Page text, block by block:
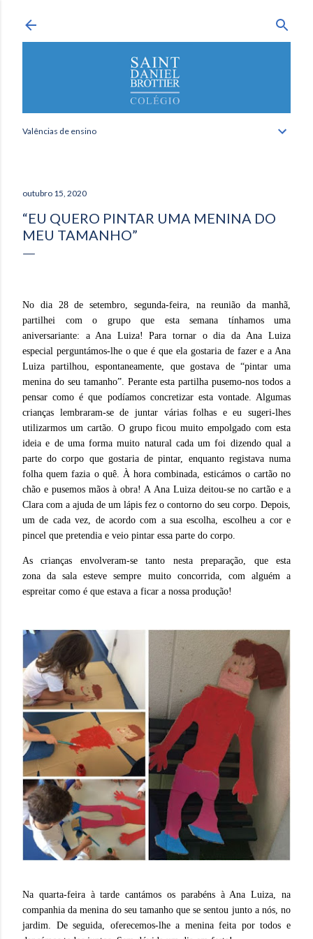
Valências de ensino
outubro 15, 2020
“EU QUERO PINTAR UMA MENINA DO
MEU TAMANHO”
No dia 28 de setembro, segunda-feira, na reunião da manhã,
partilhei com o grupo que esta semana tínhamos uma
aniversariante: a Ana Luiza! Para tornar o dia da Ana Luiza
especial perguntámos-lhe o que é que ela gostaria de fazer e a Ana
Luiza partilhou, espontaneamente, que gostava de “pintar uma
menina do seu tamanho”. Perante esta partilha pusemo-nos todos a
pensar como é que podíamos concretizar esta vontade. Algumas
crianças lembraram-se de juntar várias folhas e eu sugeri-lhes
utilizarmos um cartão. O grupo ficou muito empolgado com esta
ideia e de uma forma muito natural cada um foi dizendo qual a
parte do corpo que gostaria de pintar, enquanto registava numa
folha quem fazia o quê. À hora combinada, esticámos o cartão no
chão e pusemos mãos à obra! A Ana Luiza deitou-se no cartão e a
Clara com a ajuda de um lápis fez o contorno do seu corpo. Depois,
um de cada vez, de acordo com a sua escolha, escolheu a cor e
pincel que pretendia e veio pintar essa parte do corpo.
As crianças envolveram-se tanto nesta preparação, que esta
zona da sala esteve sempre muito concorrida, com alguém a
espreitar como é que estava a ficar a nossa produção!
Na quarta-feira à tarde cantámos os parabéns à Ana Luiza, na
companhia da menina do seu tamanho que se sentou junto a nós, no
jardim. De seguida, oferecemos-lhe a menina feita por todos e